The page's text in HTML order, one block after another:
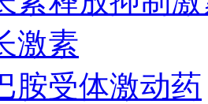
激素
胺受体激动药